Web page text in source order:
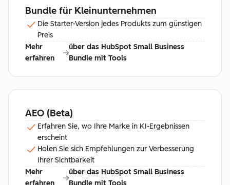
Bundle für Kleinunternehmen
Die Starter-Version jedes Produkts zum günstigen
Preis
Mehr
erfahren
über das HubSpot Small Business
Bundle mit Tools
AEO (Beta)
Erfahren Sie, wo Ihre Marke in KI-Ergebnissen
erscheint
Holen Sie sich Empfehlungen zur Verbesserung
Ihrer Sichtbarkeit
Mehr
erfahren
über das HubSpot Small Business
Bundle mit Tools